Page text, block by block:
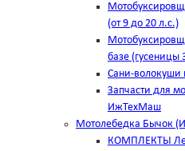
(от 9 до 20 л.с.)
базе (гусеницы
Сани-волокуши
Запчасти для
ИжТехМаш
Мотолебедка Бычок
КОМПЛЕКТЫ